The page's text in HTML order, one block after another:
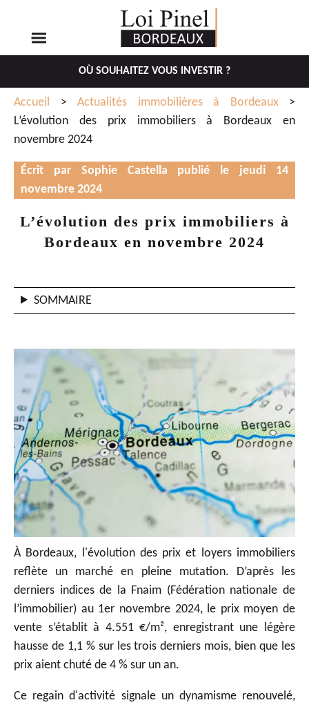
Aller
Aller
OÙ SOUHAITEZ VOUS INVESTIR ?
Accueil > Actualités immobilières à Bordeaux>
L’évolution des prix immobiliers à Bordeaux en
novembre 2024
Écrit par Sophie Castella publié le jeudi 14
novembre 2024
L’évolution des prix immobiliers à
Bordeaux en novembre 2024
SOMMAIRE
À Bordeaux, l'évolution des prix et loyers immobiliers
reflète un marché en pleine mutation. D’après les
derniers indices de la Fnaim (Fédération nationale de
l’immobilier) au 1er novembre 2024, le prix moyen de
vente s’établit à 4.551 €/m², enregistrant une légère
hausse de 1,1 % sur les trois derniers mois, bien que les
prix aient chuté de 4 % sur un an.
Ce regain d'activité signale un dynamisme renouvelé,